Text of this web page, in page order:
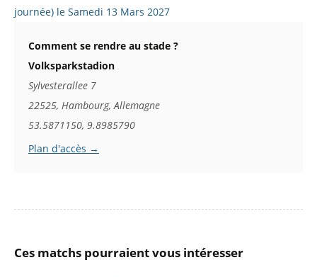
journée) le Samedi 13 Mars 2027
Comment se rendre au stade ?
Volksparkstadion
Sylvesterallee 7
22525, Hambourg, Allemagne
53.5871150, 9.8985790
Plan d'accès →
Ces matchs pourraient vous intéresser